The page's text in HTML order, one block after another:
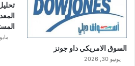
السوق الامريكي داو جونز
يونيو 30, 2026
مايو 14,